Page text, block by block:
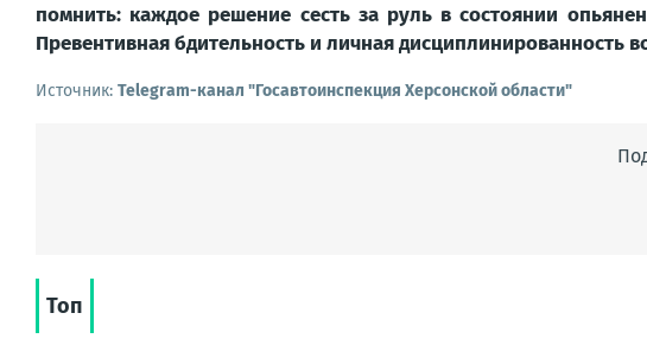
помнить: каждое решение сесть за руль в состоянии
Превентивная бдительность и личная дисциплинированность
Источник: Telegram-канал "Госавтоинспекция Херсонской области"
Топ